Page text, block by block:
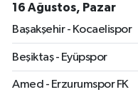
16 Ağustos, Pazar
Başakşehir - Kocaelispor
Beşiktaş - Eyüpspor
Amed - Erzurumspor FK